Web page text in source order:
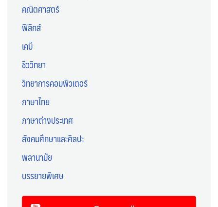
คณิตศาสตร์
ฟิสิกส์
เคมี
ชีววิทยา
วิทยาการคอมพิวเตอร์
ภาษาไทย
ภาษาต่างประเทศ
สังคมศึกษาและศิลปะ
พลานามัย
บรรยายพิเศษ